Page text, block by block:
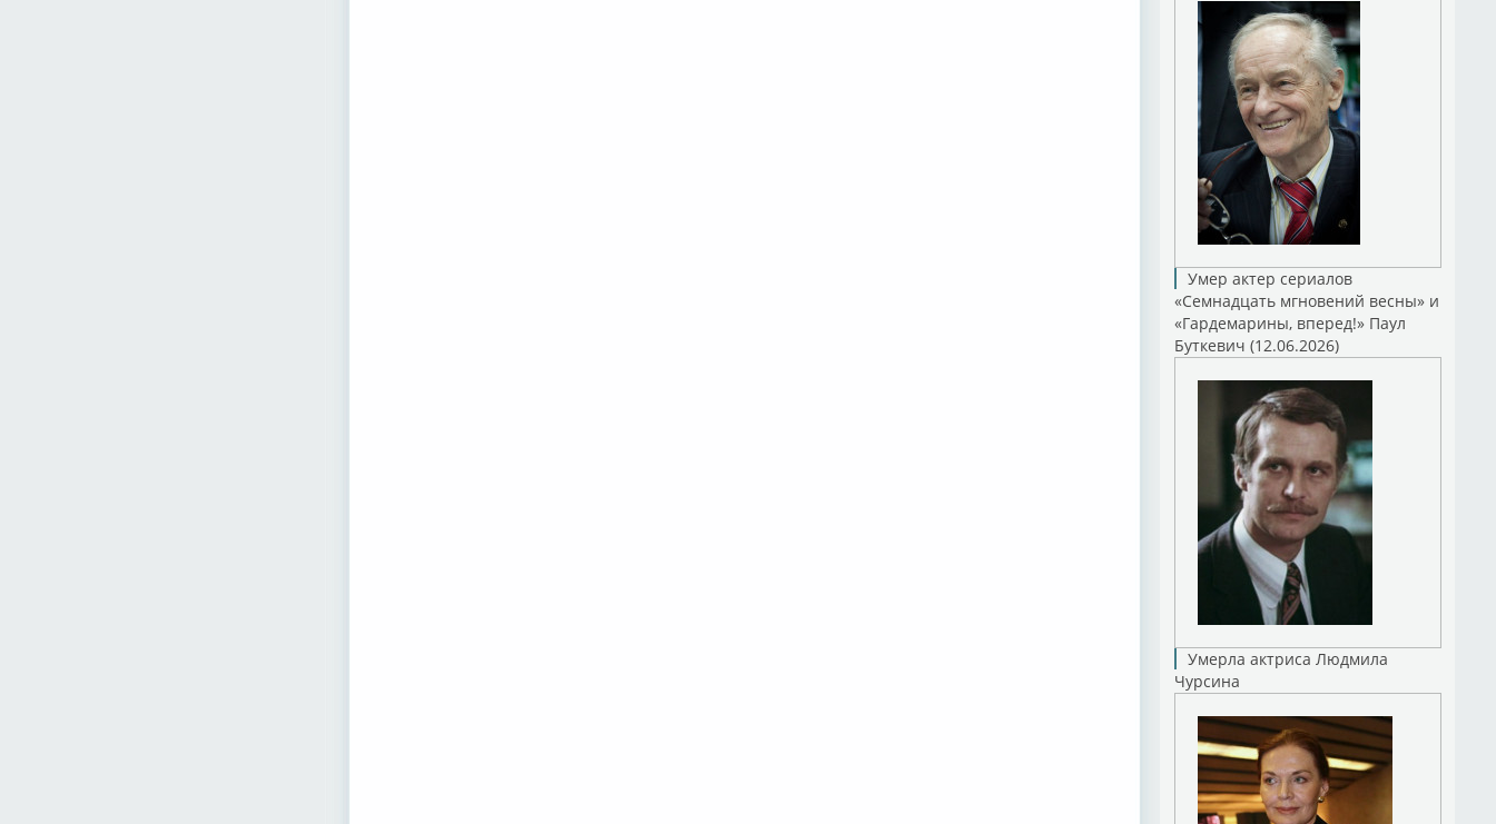
Умер актер сериалов
«Семнадцать мгновений весны» и
«Гардемарины, вперед!» Паул
Буткевич (12.06.2026)
Умерла актриса Людмила
Чурсина